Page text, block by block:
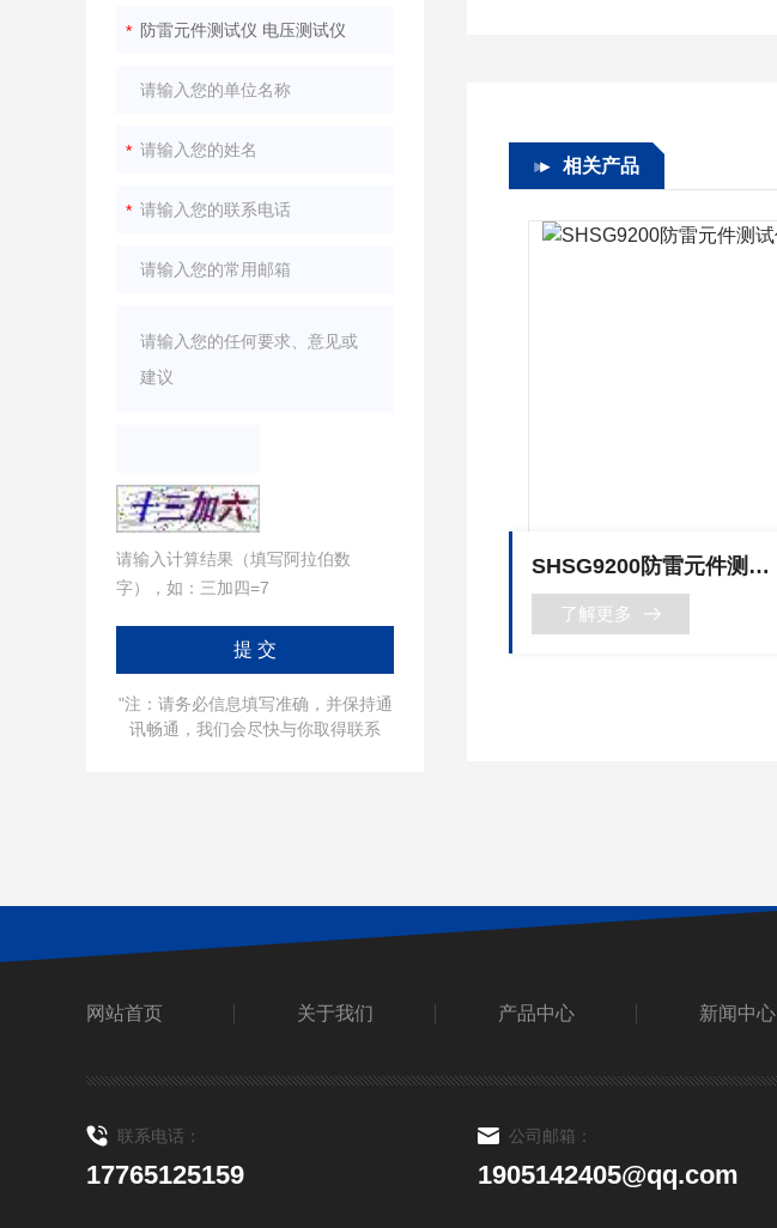
相关产品
SHSG9200防雷元件测试仪
了解更多
请输入计算结果（填写阿拉伯数
字），如：三加四=7
"注：请务必信息填写准确，并保持通
讯畅通，我们会尽快与你取得联系
网站首页 关于我们 产品中心 新闻中心
联系电话：
17765125159
公司邮箱：
1905142405@qq.com